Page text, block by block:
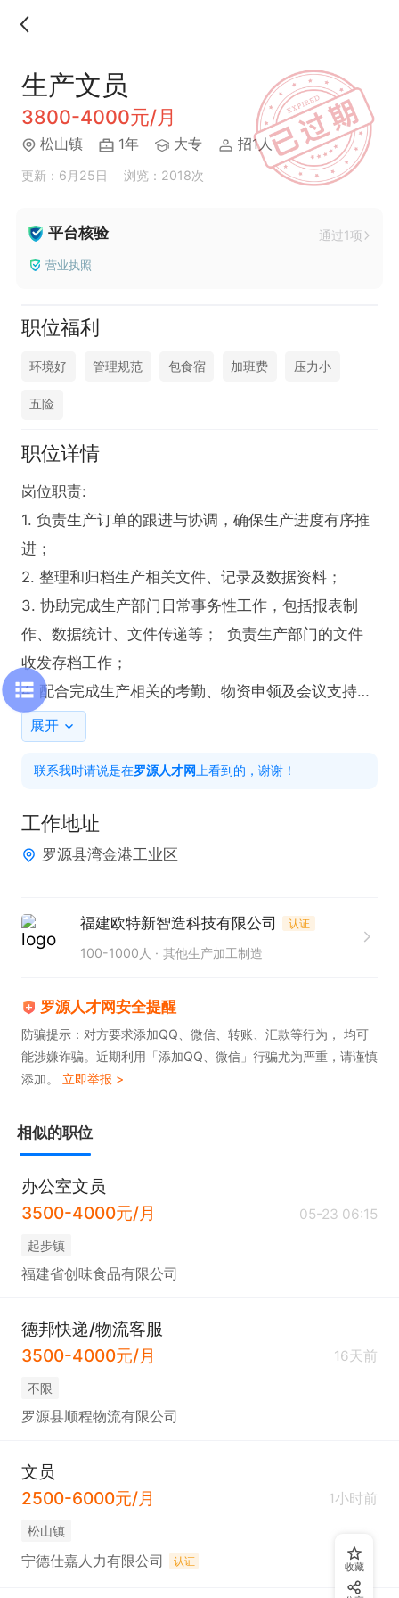
生产文员
3800-4000元/月
松山镇 1年 大专 招1人
更新：6月25日 浏览：2018次
平台核验 通过1项
营业执照
职位福利
环境好 管理规范 包食宿 加班费 压力小
五险
职位详情
岗位职责:
1. 负责生产订单的跟进与协调，确保生产进度有序推
进；
2. 整理和归档生产相关文件、记录及数据资料；
3. 协助完成生产部门日常事务性工作，包括报表制
作、数据统计、文件传递等；  负责生产部门的文件
收发存档工作；
4. 配合完成生产相关的考勤、物资申领及会议支持等
工作；
投入产出等数据）
放；
7.完成上级交办的其他生产文员相关任务。
四人间新厂新宿舍，免费wifi ，空调热水器齐全，水
费全免，电费平摊，内部食堂，就餐半补，一日三
任职要求：
1. 具备良好的沟通能力，能够有效对接生产各环节；
2. 熟练使用办公软件，具备基础的数据处理和文档整
4. 具备一定的协调能力和抗压能力，能适应生产环境
节奏；
展开
联系我时请说是在罗源人才网 上看到的，谢谢！
工作地址
罗源县湾金港工业区
福建欧特新智造科技有限公司 认证
100-1000人 其他生产加工制造
罗源人才网安全提醒
防骗提示：对方要求添加QQ、微信、转账、汇款等行为， 均可
能涉嫌诈骗。近期利用「添加QQ、微信」行骗尤为严重，请谨慎
添加。 立即举报 >
相似的职位
办公室文员
3500-4000元/月
05-23 06:15
起步镇
福建省创味食品有限公司
德邦快递/物流客服
3500-4000元/月
16天前
不限
罗源县顺程物流有限公司
文员
2500-6000元/月
1小时前
松山镇
宁德仕嘉人力有限公司 认证 收藏